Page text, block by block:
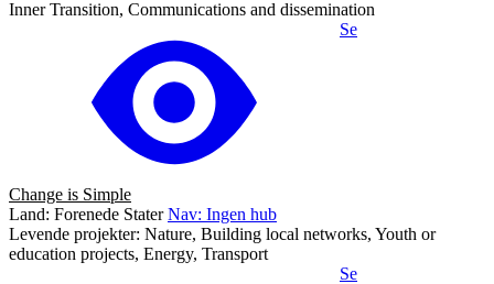
Inner Transition, Communications and dissemination
Se
Change is Simple
Land: Forenede Stater Nav: Ingen hub
Levende projekter: Nature, Building local networks, Youth or
education projects, Energy, Transport
Se